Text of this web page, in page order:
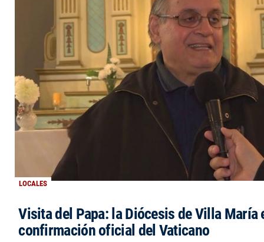
LOCALES
Visita del Papa: la Diócesis de Villa María
confirmación oficial del Vaticano